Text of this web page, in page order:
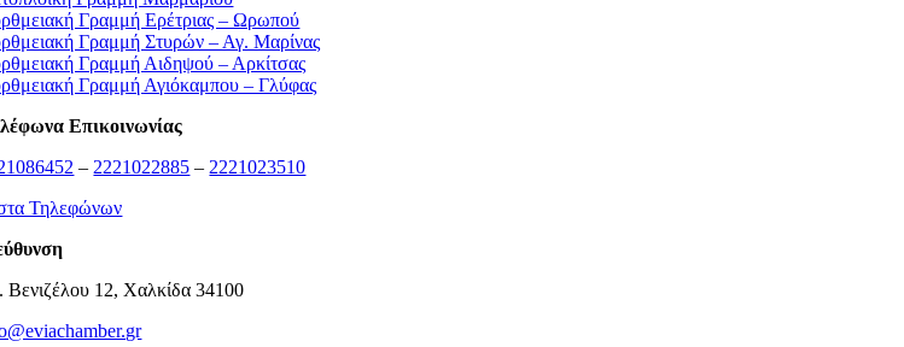
Γραμμή Ερέτριας – Ωρωπού
Γραμμή Στυρών – Αγ. Μαρίνας
Γραμμή Αιδηψού – Αρκίτσας
Γραμμή Αγιόκαμπου – Γλύφας
Επικοινωνίας
– 2221022885 – 2221023510
Τηλεφώνων
Βενιζέλου 12, Χαλκίδα 34100